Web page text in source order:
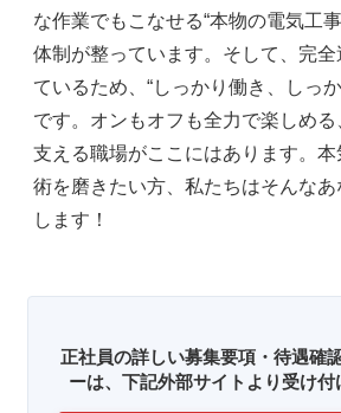
な作業でもこなせる“本物の電気工
体制が整っています。そして、完
ているため、“しっかり働き、しっ
です。オンもオフも全力で楽しめ
支える職場がここにはあります。
術を磨きたい方、私たちはそんな
します！
正社員の詳しい募集要項・待遇確
ーは、下記外部サイトより受け付